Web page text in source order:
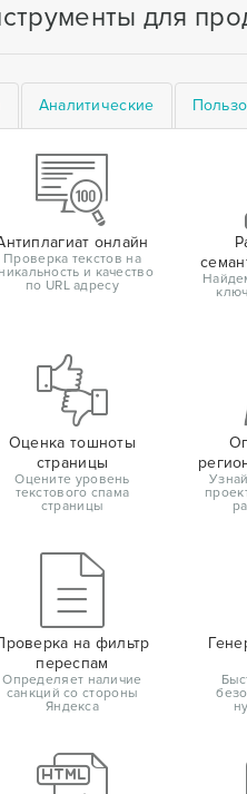
для
Аналитические
онлайн
Проверка текстов на
и качество
по URL адресу
Оценка тошноты
страницы
Оцените уровень
текстового спама
страницы
на фильтр
переспам
Определяет наличие
санкций со стороны
Яндекса